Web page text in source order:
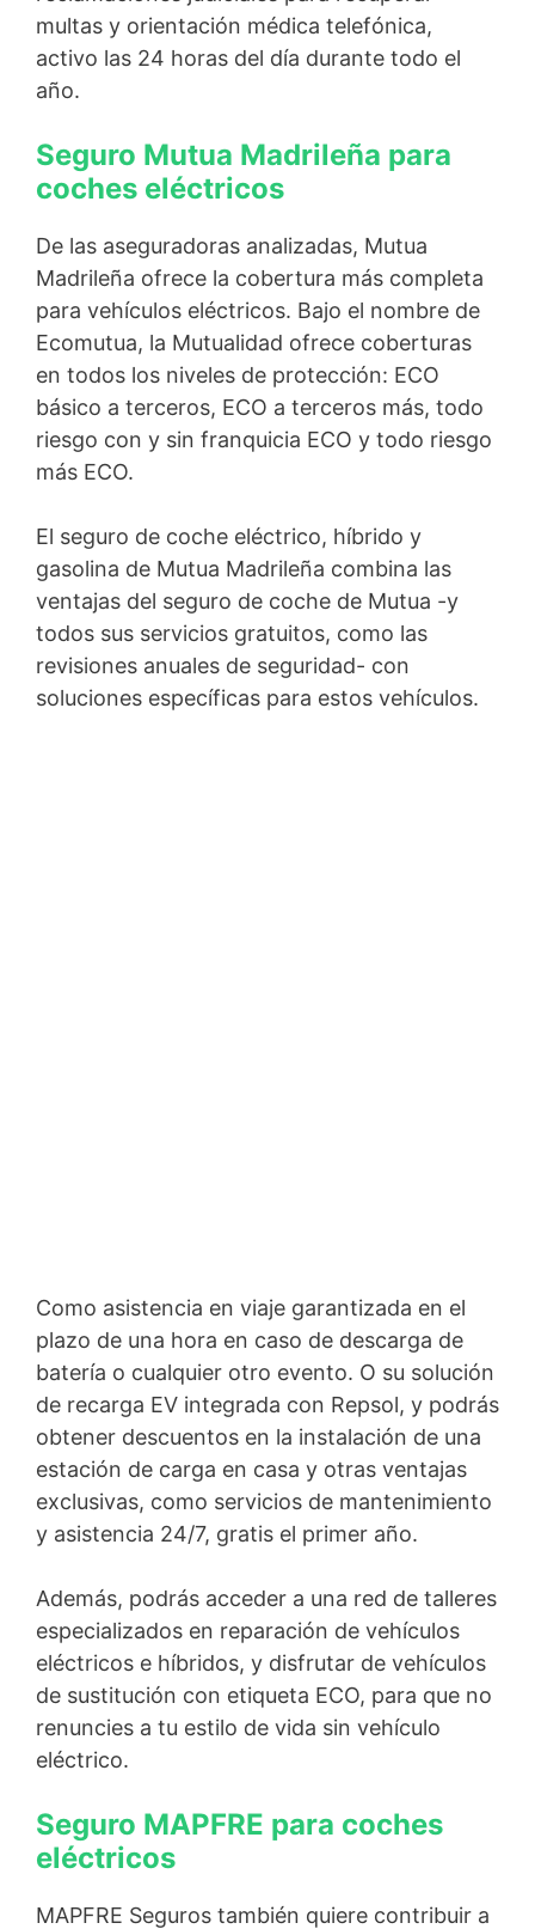
multas y orientación médica telefónica,
activo las 24 horas del día durante todo el
año.
Seguro Mutua Madrileña para
coches eléctricos
De las aseguradoras analizadas, Mutua
Madrileña ofrece la cobertura más completa
para vehículos eléctricos. Bajo el nombre de
Ecomutua, la Mutualidad ofrece coberturas
en todos los niveles de protección: ECO
básico a terceros, ECO a terceros más, todo
riesgo con y sin franquicia ECO y todo riesgo
más ECO.
El seguro de coche eléctrico, híbrido y
gasolina de Mutua Madrileña combina las
ventajas del seguro de coche de Mutua -y
todos sus servicios gratuitos, como las
revisiones anuales de seguridad- con
soluciones específicas para estos vehículos.
Como asistencia en viaje garantizada en el
plazo de una hora en caso de descarga de
batería o cualquier otro evento. O su solución
de recarga EV integrada con Repsol, y podrás
obtener descuentos en la instalación de una
estación de carga en casa y otras ventajas
exclusivas, como servicios de mantenimiento
y asistencia 24/7, gratis el primer año.
Además, podrás acceder a una red de talleres
especializados en reparación de vehículos
eléctricos e híbridos, y disfrutar de vehículos
de sustitución con etiqueta ECO, para que no
renuncies a tu estilo de vida sin vehículo
eléctrico.
Seguro MAPFRE para coches
eléctricos
MAPFRE Seguros también quiere contribuir a